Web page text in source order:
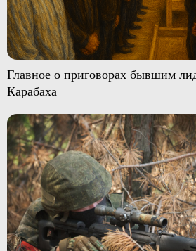
Главное о приговорах бывшим
Карабаха